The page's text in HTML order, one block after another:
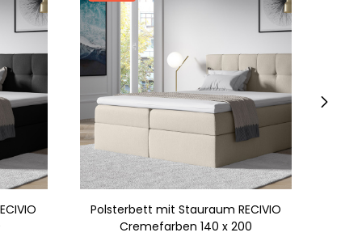
Polsterbett mit Stauraum RECIVIO
Cremefarben 140 x 200